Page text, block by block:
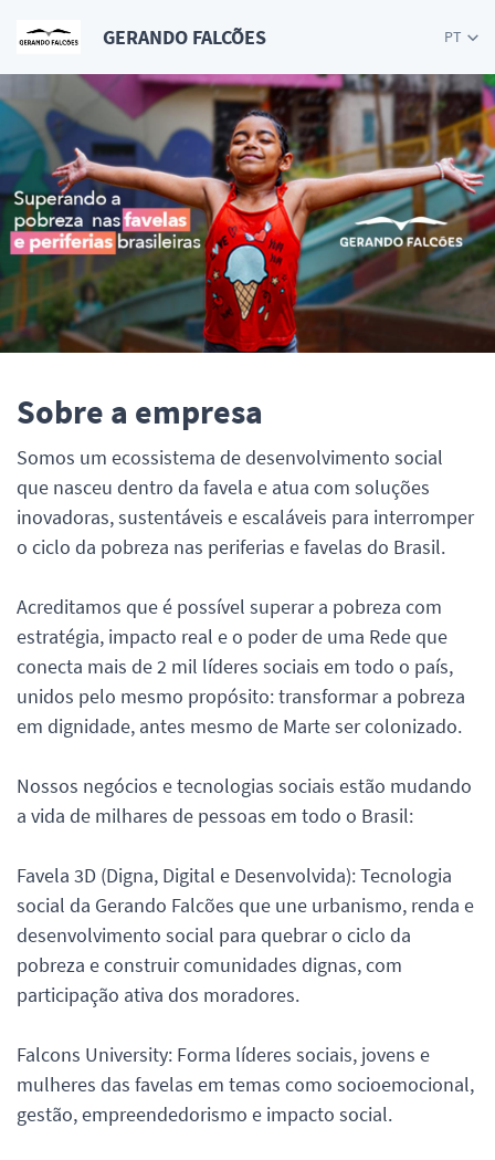
GERANDO FALCÕES PT
Sobre a empresa
Somos um ecossistema de desenvolvimento social
que nasceu dentro da favela e atua com soluções
inovadoras, sustentáveis e escaláveis para interromper
o ciclo da pobreza nas periferias e favelas do Brasil.
Acreditamos que é possível superar a pobreza com
estratégia, impacto real e o poder de uma Rede que
conecta mais de 2 mil líderes sociais em todo o país,
unidos pelo mesmo propósito: transformar a pobreza
em dignidade, antes mesmo de Marte ser colonizado.
Nossos negócios e tecnologias sociais estão mudando
a vida de milhares de pessoas em todo o Brasil:
Favela 3D (Digna, Digital e Desenvolvida): Tecnologia
social da Gerando Falcões que une urbanismo, renda e
desenvolvimento social para quebrar o ciclo da
pobreza e construir comunidades dignas, com
participação ativa dos moradores.
Falcons University: Forma líderes sociais, jovens e
mulheres das favelas em temas como socioemocional,
gestão, empreendedorismo e impacto social.